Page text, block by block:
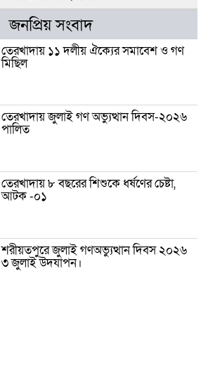
জনপ্রিয় সংবাদ
তেরখাদায় ১১ দলীয় ঐক্যের সমাবেশ ও গণ
মিছিল
তেরখাদায় জুলাই গণ অভ্যুত্থান দিবস-২০২৬
পালিত
তেরখাদায় ৮ বছরের শিশুকে ধর্ষণের চেষ্টা,
আটক -০১
শরীয়তপুরে জুলাই গণঅভ্যুত্থান দিবস ২০২৬
৩ জুলাই উদযাপন।